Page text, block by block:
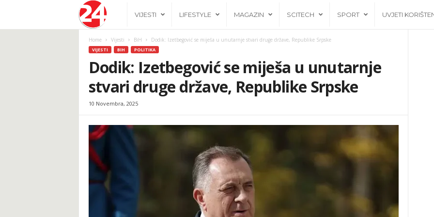
.
VIJESTI LIFESTYLE MAGAZIN SCITECH SPORT UVJETI
Home Vijesti BiH Dodik: Izetbegović se miješa u unutarnje stvari druge države, Republike Srpske
VIJESTI BIH POLITIKA
Dodik: Izetbegović se miješa u unutarnje
stvari druge države, Republike Srpske
10 Novembra, 2025